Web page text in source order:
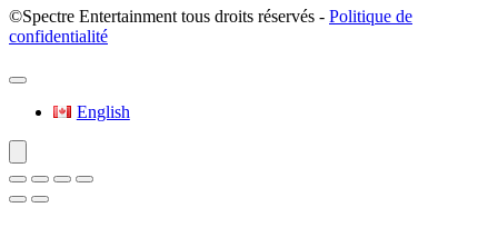
©Spectre Entertainment tous droits réservés - Politique de
confidentialité
English